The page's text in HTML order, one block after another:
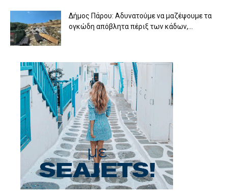
Δήμος Πάρου: Αδυνατούμε να μαζέψουμε τα
ογκώδη απόβλητα πέριξ των κάδων,...